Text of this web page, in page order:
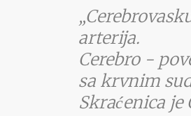
arterija.
Cerebro -
sa krvnim
Skraćenica je